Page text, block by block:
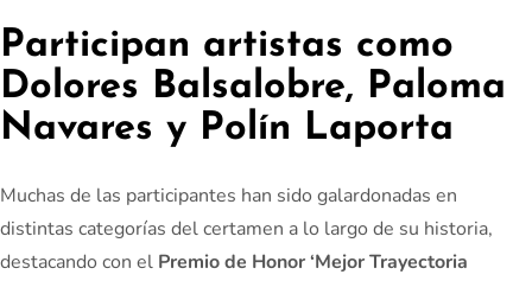
Participan artistas como
Dolores Balsalobre, Paloma
Navares y Polín Laporta
Muchas de las participantes han sido galardonadas en
distintas categorías del certamen a lo largo de su historia,
destacando con el Premio de Honor ‘Mejor Trayectoria